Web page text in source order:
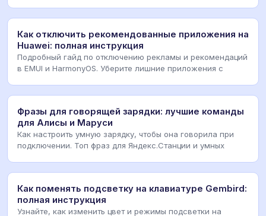
Как отключить рекомендованные приложения на
Huawei: полная инструкция
Подробный гайд по отключению рекламы и рекомендаций
в EMUI и HarmonyOS. Уберите лишние приложения с
Фразы для говорящей зарядки: лучшие команды
для Алисы и Маруси
Как настроить умную зарядку, чтобы она говорила при
подключении. Топ фраз для Яндекс.Станции и умных
Как поменять подсветку на клавиатуре Gembird:
полная инструкция
Узнайте, как изменить цвет и режимы подсветки на